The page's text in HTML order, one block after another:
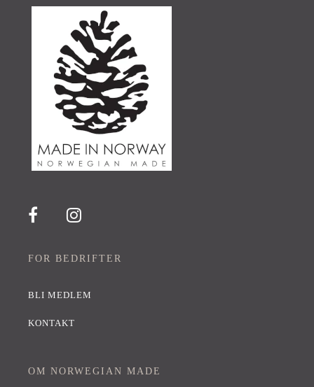
FOR BEDRIFTER
BLI MEDLEM
KONTAKT
OM NORWEGIAN MADE